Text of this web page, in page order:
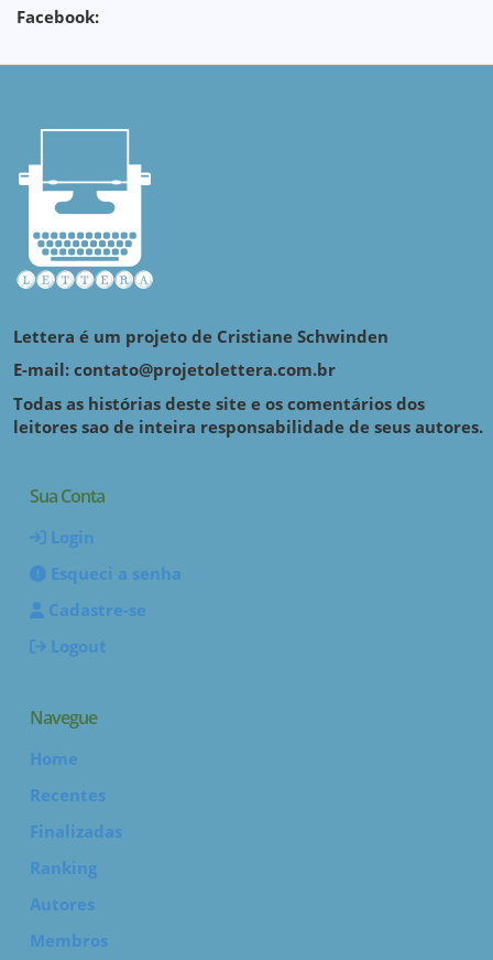
Facebook:
Lettera é um projeto de Cristiane Schwinden
E-mail: contato@projetolettera.com.br
Todas as histórias deste site e os comentários dos
leitores sao de inteira responsabilidade de seus autores.
Sua Conta
Login
Esqueci a senha
Cadastre-se
Logout
Navegue
Home
Recentes
Finalizadas
Ranking
Autores
Membros